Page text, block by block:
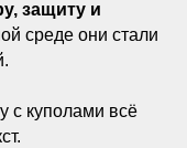
защиту и
среде они стали
с куполами всё